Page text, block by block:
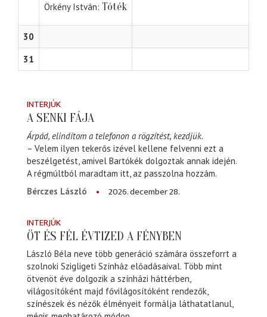
Örkény István Tóték
30
31
INTERJÚK
A SENKI FÁJA
Árpád, elindítom a telefonon a rögzítést, kezdjük.
– Velem ilyen tekerős izével kellene felvenni ezt a
beszélgetést, amivel Bartókék dolgoztak annak idején.
A régmúltból maradtam itt, az passzolna hozzám.
Bérczes László
2026. december 28.
INTERJÚK
ÖT ÉS FÉL ÉVTIZED A FÉNYBEN
László Béla neve több generáció számára összeforrt a
szolnoki Szigligeti Színház előadásaival. Több mint
ötvenöt éve dolgozik a színházi háttérben,
világosítóként majd fővilágosítóként rendezők,
színészek és nézők élményeit formálja láthatatlanul,